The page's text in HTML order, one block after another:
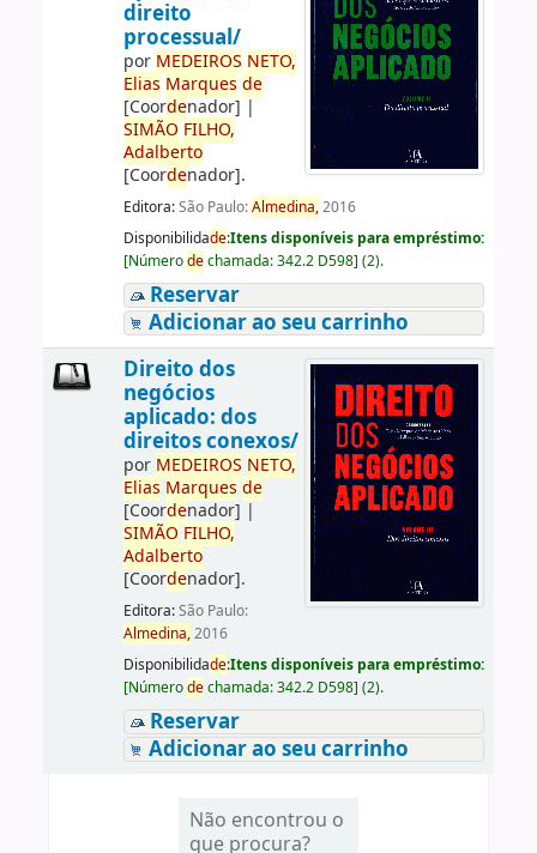
direito
processual/
por MEDEIROS NETO,
Elias Marques de
[Coordenador] |
SIMÃO FILHO,
Adalberto
[Coordenador].
Editora:São Paulo:Almedina,2016
Disponibilidade:Itens disponíveis para empréstimo:
[Númerodechamada:342.2 D598] (2).
Reservar
Adicionar ao seu carrinho
Direito dos
negócios
aplicado: dos
direitos conexos/
por MEDEIROS NETO,
Elias Marques de
[Coordenador] |
SIMÃO FILHO,
Adalberto
[Coordenador].
Editora:São Paulo:
Almedina,2016
Disponibilidade:Itens disponíveis para empréstimo:
[Númerodechamada:342.2 D598] (2).
Reservar
Adicionar ao seu carrinho
Não encontrou o
que procura?